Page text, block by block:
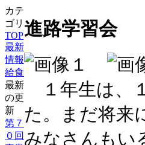
カテ
ゴリ
TOP
最新
情報
給食
最新
の更
新
第７
０回
進路学習会
１年生は、
た。まだ将来
みなさんもい